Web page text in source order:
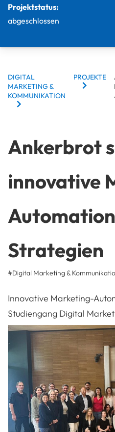
Projektstatus:
abgeschlossen
BREADCRUMBS
DIGITAL
MARKETING &
KOMMUNIKATION
PROJEKTE
Ankerbrot
innovative
Automation
Strategien
#Digital Marketing &
Innovative Marketing-
Studiengang Digital